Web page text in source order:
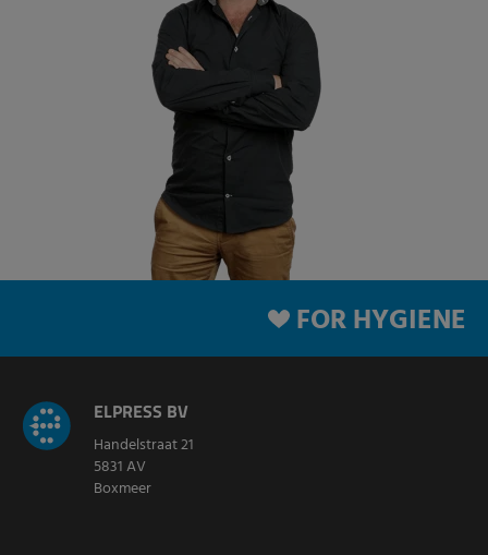
FOR HYGIENE
ELPRESS BV
Handelstraat 21
5831 AV
Boxmeer